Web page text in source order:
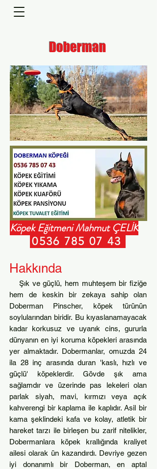
Doberman
Köpek Eğitmeni Mahmut ÇELİK
0536 785 07 43
Hakkında
Şık ve güçlü, hem muhteşem bir fiziğe
hem de keskin bir zekaya sahip olan
Doberman Pinscher, köpek türünün
soylularından biridir. Bu kıyaslanamayacak
kadar korkusuz ve uyanık cins, gururla
dünyanın en iyi koruma köpekleri arasında
yer almaktadır. Dobermanlar, omuzda 24
ila 28 inç arasında duran 'kaslı, hızlı ve
güçlü' köpeklerdir. Gövde şık ama
sağlamdır ve üzerinde pas lekeleri olan
parlak siyah, mavi, kırmızı veya açık
kahverengi bir kaplama ile kaplıdır. Asil bir
kama şeklindeki kafa ve kolay, atletik bir
hareket tarzı ile birleşen bu zarif nitelikler,
Dobermanlara köpek krallığında kraliyet
ailesi olarak ün kazandırdı. Devriye gezen
iyi donanımlı bir Doberman, en aptal